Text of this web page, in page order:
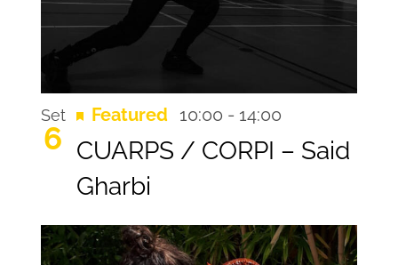
Set
6
Featured 10:00 - 14:00
CUARPS / CORPI – Said
Gharbi